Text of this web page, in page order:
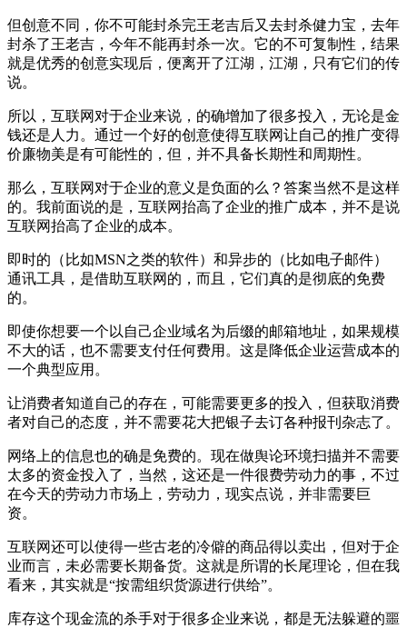
但创意不同，你不可能封杀完王老吉后又去封杀健力宝，去年
封杀了王老吉，今年不能再封杀一次。它的不可复制性，结果
就是优秀的创意实现后，便离开了江湖，江湖，只有它们的传
说。
所以，互联网对于企业来说，的确增加了很多投入，无论是金
钱还是人力。通过一个好的创意使得互联网让自己的推广变得
价廉物美是有可能性的，但，并不具备长期性和周期性。
那么，互联网对于企业的意义是负面的么？答案当然不是这样
的。我前面说的是，互联网抬高了企业的推广成本，并不是说
互联网抬高了企业的成本。
即时的（比如MSN之类的软件）和异步的（比如电子邮件）
通讯工具，是借助互联网的，而且，它们真的是彻底的免费
的。
即使你想要一个以自己企业域名为后缀的邮箱地址，如果规模
不大的话，也不需要支付任何费用。这是降低企业运营成本的
一个典型应用。
让消费者知道自己的存在，可能需要更多的投入，但获取消费
者对自己的态度，并不需要花大把银子去订各种报刊杂志了。
网络上的信息也的确是免费的。现在做舆论环境扫描并不需要
太多的资金投入了，当然，这还是一件很费劳动力的事，不过
在今天的劳动力市场上，劳动力，现实点说，并非需要巨
资。
互联网还可以使得一些古老的冷僻的商品得以卖出，但对于企
业而言，未必需要长期备货。这就是所谓的长尾理论，但在我
看来，其实就是“按需组织货源进行供给”。
库存这个现金流的杀手对于很多企业来说，都是无法躲避的噩